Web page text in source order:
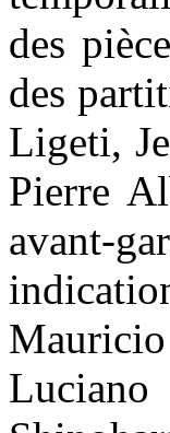
des
des
Ligeti,
Pierre
avant-